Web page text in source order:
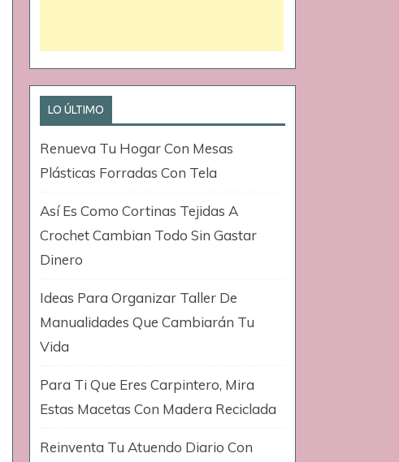
LO ÚLTIMO
Renueva Tu Hogar Con Mesas
Plásticas Forradas Con Tela
Así Es Como Cortinas Tejidas A
Crochet Cambian Todo Sin Gastar
Dinero
Ideas Para Organizar Taller De
Manualidades Que Cambiarán Tu
Vida
Para Ti Que Eres Carpintero, Mira
Estas Macetas Con Madera Reciclada
Reinventa Tu Atuendo Diario Con